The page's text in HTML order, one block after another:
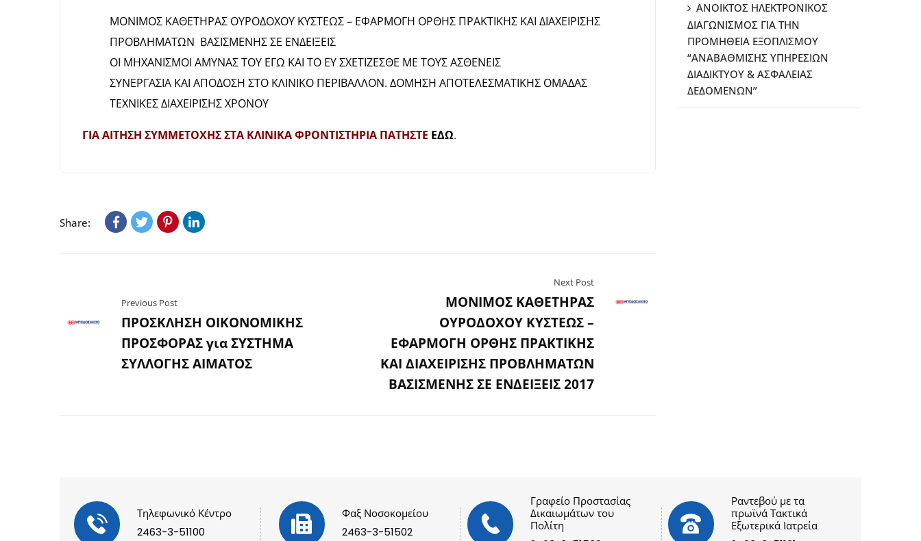
ΜΟΝΙΜΟΣ ΚΑΘΕΤΗΡΑΣ ΟΥΡΟΔΟΧΟΥ ΚΥΣΤΕΩΣ – ΕΦΑΡΜΟΓΗ ΟΡΘΗΣ ΠΡΑΚΤΙΚΗΣ ΚΑΙ ΔΙΑΧΕΙΡΙΣΗΣ
ΠΡΟΒΛΗΜΑΤΩΝ ΒΑΣΙΣΜΕΝΗΣ ΣΕ ΕΝΔΕΙΞΕΙΣ
ΟΙ ΜΗΧΑΝΙΣΜΟΙ ΑΜΥΝΑΣ ΤΟΥ ΕΓΩ ΚΑΙ ΤΟ ΕΥ ΣΧΕΤΙΖΕΣΘΕ ΜΕ ΤΟΥΣ ΑΣΘΕΝΕΙΣ
ΣΥΝΕΡΓΑΣΙΑ ΚΑΙ ΑΠΟΔΟΣΗ ΣΤΟ ΚΛΙΝΙΚΟ ΠΕΡΙΒΑΛΛΟΝ. ΔΟΜΗΣΗ ΑΠΟΤΕΛΕΣΜΑΤΙΚΗΣ ΟΜΑΔΑΣ
ΤΕΧΝΙΚΕΣ ΔΙΑΧΕΙΡΙΣΗΣ ΧΡΟΝΟΥ
ΓΙΑ ΑΙΤΗΣΗ ΣΥΜΜΕΤΟΧΗΣ ΣΤΑ ΚΛΙΝΙΚΑ ΦΡΟΝΤΙΣΤΗΡΙΑ ΠΑΤΗΣΤΕ ΕΔΩ.
Share:
Previous Post
ΠΡΟΣΚΛΗΣΗ ΟΙΚΟΝΟΜΙΚΗΣ
ΠΡΟΣΦΟΡΑΣ για ΣΥΣΤΗΜΑ
ΣΥΛΛΟΓΗΣ ΑΙΜΑΤΟΣ
Next Post
ΜΟΝΙΜΟΣ ΚΑΘΕΤΗΡΑΣ
ΟΥΡΟΔΟΧΟΥ ΚΥΣΤΕΩΣ –
ΕΦΑΡΜΟΓΗ ΟΡΘΗΣ ΠΡΑΚΤΙΚΗΣ
ΚΑΙ ΔΙΑΧΕΙΡΙΣΗΣ ΠΡΟΒΛΗΜΑΤΩΝ
ΒΑΣΙΣΜΕΝΗΣ ΣΕ ΕΝΔΕΙΞΕΙΣ 2017
ΑΝΟΙΚΤΟΣ ΗΛΕΚΤΡΟΝΙΚΟΣ
ΔΙΑΓΩΝΙΣΜΟΣ ΓΙΑ ΤΗΝ
ΠΡΟΜΗΘΕΙΑ ΕΞΟΠΛΙΣΜΟΥ
“ΑΝΑΒΑΘΜΙΣΗΣ ΥΠΗΡΕΣΙΩΝ
ΔΙΑΔΙΚΤΥΟΥ & ΑΣΦΑΛΕΙΑΣ
ΔΕΔΟΜΕΝΩΝ”
Τηλεφωνικό Κέντρο
2463-3-51100
Φαξ Νοσοκομείου
2463-3-51502
Γραφείο Προστασίας
Δικαιωμάτων του
Πολίτη
Ραντεβού με τα
πρωϊνά Τακτικά
Εξωτερικά Ιατρεία